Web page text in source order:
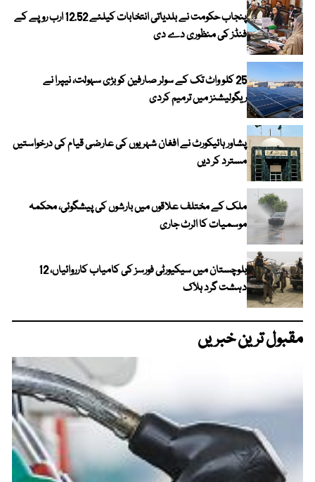
پنجاب حکومت نے بلدیاتی انتخابات کیلئے 12.52 ارب روپے کے
فنڈز کی منظوری دے دی
25 کلو واٹ تک کے سولر صارفین کو بڑی سہولت، نیپرا نے
ریگولیشنز میں ترمیم کردی
پشاور ہائیکورٹ نے افغان شہریوں کی عارضی قیام کی درخواستیں
مسترد کر دیں
ملک کے مختلف علاقوں میں بارشوں کی پیشگوئی، محکمہ
موسمیات کا الرٹ جاری
بلوچستان میں سیکیورٹی فورسز کی کامیاب کارروائیاں، 12
دہشت گرد ہلاک
مقبول ترین خبریں